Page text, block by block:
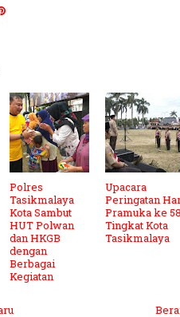
Polres
Tasikmalaya
Kota Sambut
HUT Polwan
dan HKGB
dengan
Berbagai
Kegiatan
Upacara
Peringatan
Pramuka ke 58
Tingkat Kota
Tasikmalaya